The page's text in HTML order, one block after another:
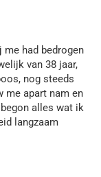
had bedrogen
van 38 jaar,
nog steeds
me apart nam en
alles wat ik
langzaam